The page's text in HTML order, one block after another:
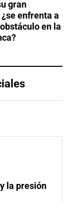
gran
enfrenta a
en la
la presión